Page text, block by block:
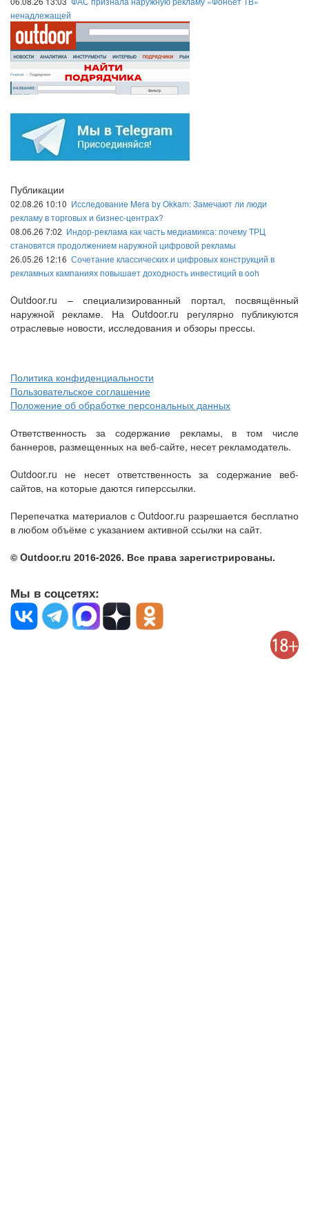
ненадлежащей
Публикации
02.08.26 10:10 Исследование Mera by Okkam: Замечают ли люди
рекламу в торговых и бизнес-центрах?
08.06.26 7:02 Индор-реклама как часть медиамикса: почему ТРЦ
становятся продолжением наружной цифровой рекламы
26.05.26 12:16 Сочетание классических и цифровых конструкций в
рекламных кампаниях повышает доходность инвестиций в ooh
Outdoor.ru – специализированный портал, посвящённый
наружной рекламе. На Outdoor.ru регулярно публикуются
отраслевые новости, исследования и обзоры прессы.
Политика конфиденциальности
Пользовательское соглашение
Положение об обработке персональных данных
Ответственность за содержание рекламы, в том числе
баннеров, размещенных на веб-сайте, несет рекламодатель.
Outdoor.ru не несет ответственность за содержание веб-
сайтов, на которые даются гиперссылки.
Перепечатка материалов с Outdoor.ru разрешается бесплатно
в любом объёме с указанием активной ссылки на сайт.
© Outdoor.ru 2016-2026. Все права зарегистрированы.
Мы в соцсетях: